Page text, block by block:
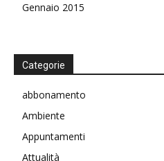
Gennaio 2015
Categorie
abbonamento
Ambiente
Appuntamenti
Attualità